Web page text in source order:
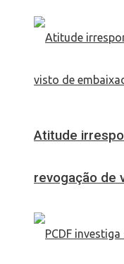
Atitude
revogação de